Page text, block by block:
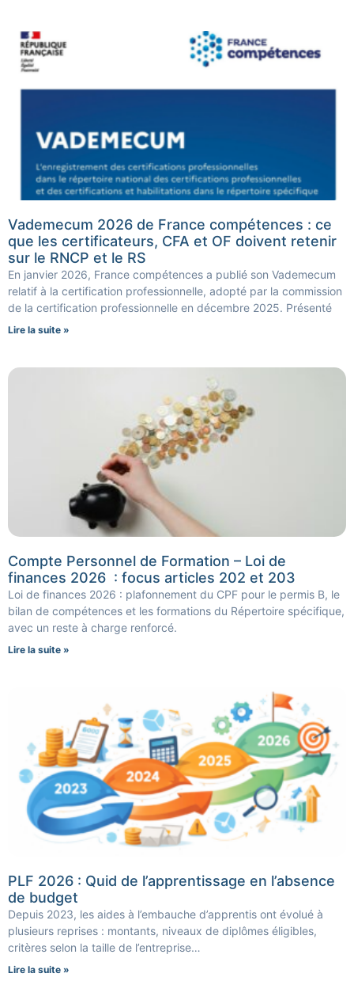
Vademecum 2026 de France compétences : ce
que les certificateurs, CFA et OF doivent retenir
sur le RNCP et le RS
En janvier 2026, France compétences a publié son Vademecum
relatif à la certification professionnelle, adopté par la commission
de la certification professionnelle en décembre 2025. Présenté
Lire la suite »
Compte Personnel de Formation – Loi de
finances 2026 : focus articles 202 et 203
Loi de finances 2026 : plafonnement du CPF pour le permis B, le
bilan de compétences et les formations du Répertoire spécifique,
avec un reste à charge renforcé.
Lire la suite »
PLF 2026 : Quid de l’apprentissage en l’absence
de budget
Depuis 2023, les aides à l’embauche d’apprentis ont évolué à
plusieurs reprises : montants, niveaux de diplômes éligibles,
critères selon la taille de l’entreprise…
Lire la suite »